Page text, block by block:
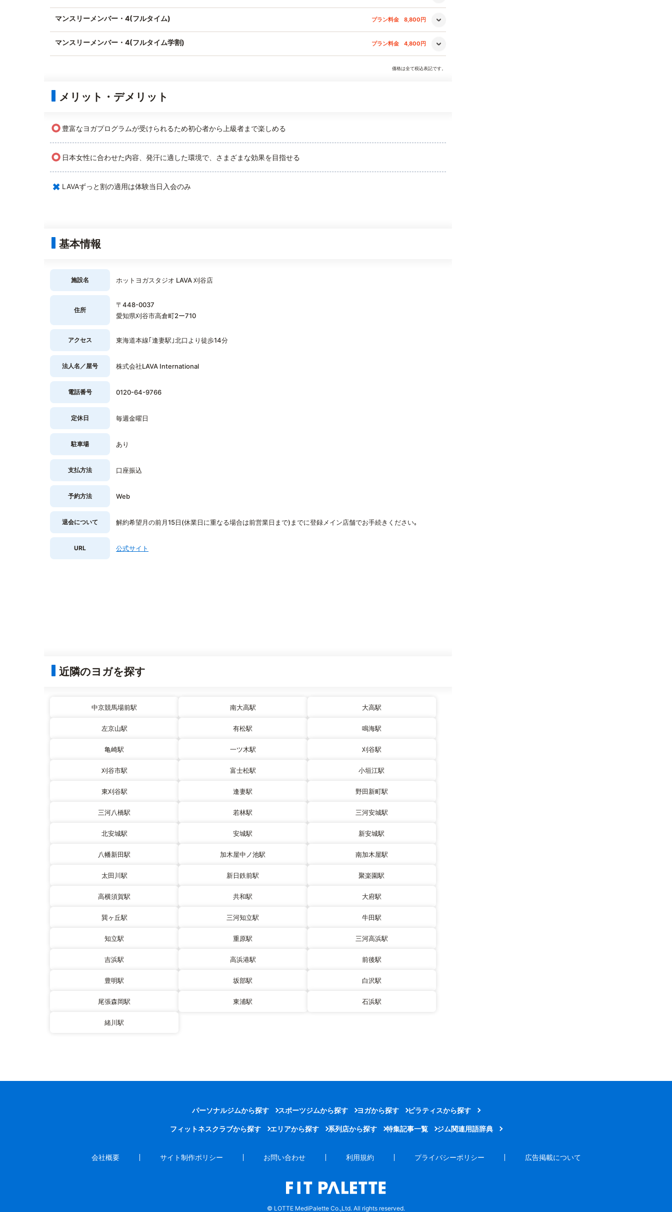
マンスリーメンバー・4(フルタイム) プラン料金 8,800円
マンスリーメンバー・4(フルタイム学割) プラン料金 4,800円
価格は全て税込表記です。
メリット・デメリット
○ 豊富なヨガプログラムが受けられるため初心者から上級者まで楽しめる
○ 日本女性に合わせた内容、発汗に適した環境で、さまざまな効果を目指せる
× LAVAずっと割の適用は体験当日入会のみ
基本情報
施設名 ホットヨガスタジオ LAVA 刈谷店
住所
〒448-0037
愛知県刈谷市高倉町2ー710
アクセス 東海道本線｢逢妻駅｣北口より徒歩14分
法人名／屋号 株式会社LAVA International
電話番号 0120-64-9766
定休日 毎週金曜日
駐車場 あり
支払方法 口座振込
予約方法 Web
退会について 解約希望月の前月15日(休業日に重なる場合は前営業日まで)までに登録メイン店舗でお手続きください｡
URL 公式サイト
近隣のヨガを探す
中京競馬場前駅 南大高駅 大高駅
左京山駅 有松駅 鳴海駅
亀崎駅 一ツ木駅 刈谷駅
刈谷市駅 富士松駅 小垣江駅
東刈谷駅 逢妻駅 野田新町駅
三河八橋駅 若林駅 三河安城駅
北安城駅 安城駅 新安城駅
八幡新田駅 加木屋中ノ池駅 南加木屋駅
太田川駅 新日鉄前駅 聚楽園駅
高横須賀駅 共和駅 大府駅
巽ヶ丘駅 三河知立駅 牛田駅
知立駅 重原駅 三河高浜駅
吉浜駅 高浜港駅 前後駅
豊明駅 坂部駅 白沢駅
尾張森岡駅 東浦駅 石浜駅
緒川駅
パーソナルジムから探す スポーツジムから探す ヨガから探す ピラティスから探す
フィットネスクラブから探す エリアから探す 系列店から探す 特集記事一覧 ジム関連用語辞典
会社概要 サイト制作ポリシー お問い合わせ 利用規約 プライバシーポリシー 広告掲載について
© LOTTE MediPalette Co.,Ltd. All rights reserved.